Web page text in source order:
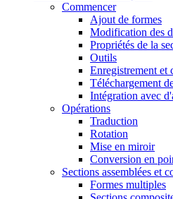
Commencer
Ajout de formes
Modification des
Propriétés de la
Outils
Enregistrement et
Téléchargement
Intégration avec
Opérations
Traduction
Rotation
Mise en miroir
Conversion en
Sections assemblées et
Formes multiples